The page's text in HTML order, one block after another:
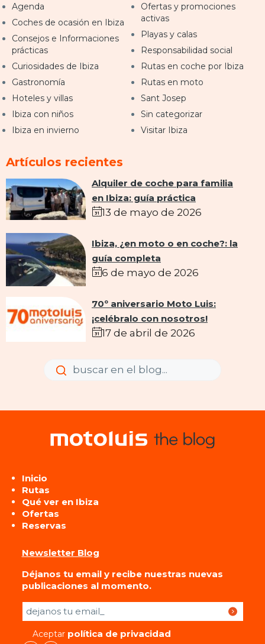
Agenda
Coches de ocasión en Ibiza
Consejos e Informaciones
prácticas
Curiosidades de Ibiza
Gastronomía
Hoteles y villas
Ibiza con niños
Ibiza en invierno
Ofertas y promociones
activas
Playas y calas
Responsabilidad social
Rutas en coche por Ibiza
Rutas en moto
Sant Josep
Sin categorizar
Visitar Ibiza
Artículos recientes
Alquiler de coche para familia
en Ibiza: guía práctica
13 de mayo de 2026
Ibiza, ¿en moto o en coche?: la
guía completa
6 de mayo de 2026
70º aniversario Moto Luis:
¡celébralo con nosotros!
17 de abril de 2026
Enviar
Enviar
Inicio
Rutas
Qué ver en Ibiza
Ofertas
Reservas
Newsletter Blog
Déjanos tu email y recibe nuestras nuevas
publicaciones al momento.
Por favor, deja este campo vacío.
Aceptar política de privacidad